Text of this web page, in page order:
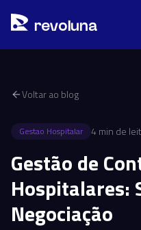
revoluna
Voltar ao blog
Gestao Hospitalar 4 min de
Gestão de
Hospitalares:
Negociação